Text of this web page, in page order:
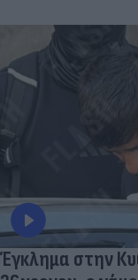
Έγκλημα στην